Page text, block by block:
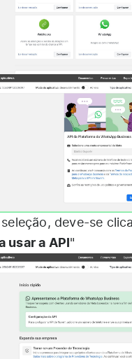
deve-se
usar a API"